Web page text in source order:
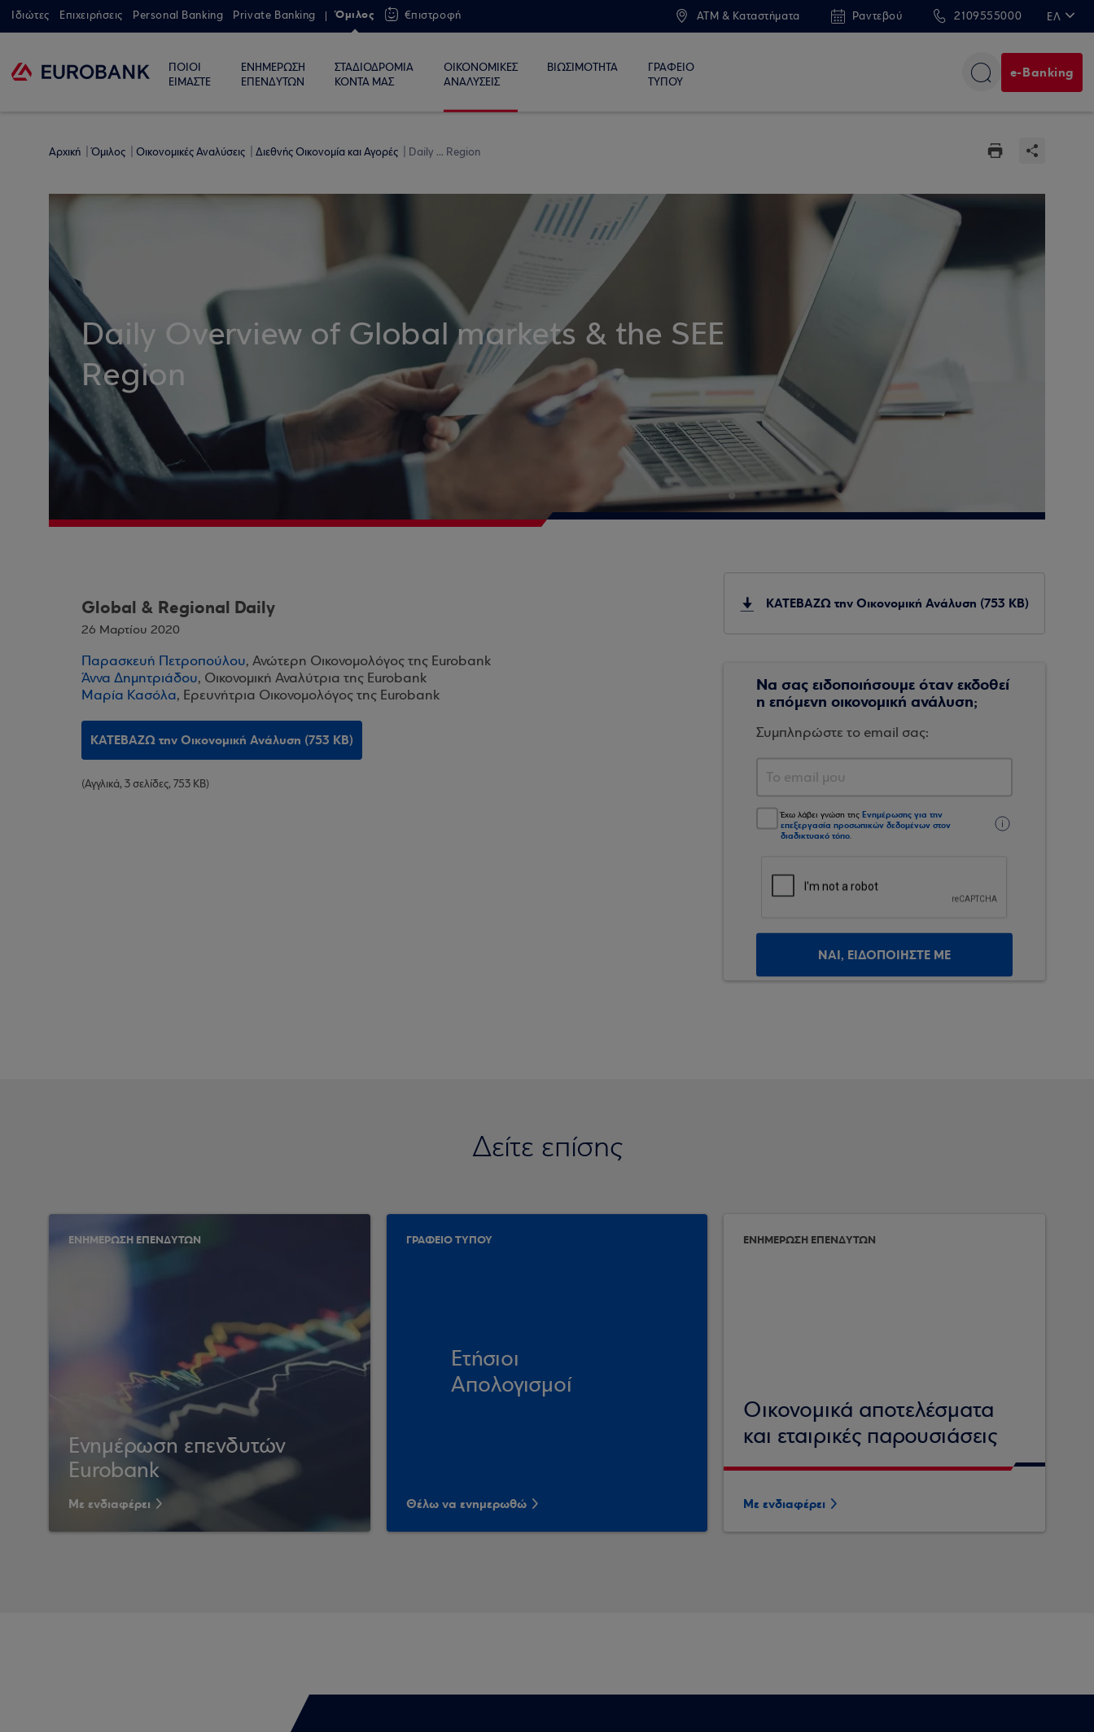
Ιδιώτες Επιχειρήσεις Personal Banking Private Banking Όμιλος €πιστροφή ATM & Καταστήματα Ραντεβού 2109555000 ΕΛ
ΠΟΙΟΙ
ΕΙΜΑΣΤΕ
ΕΝΗΜΕΡΩΣΗ
ΕΠΕΝΔΥΤΩΝ
ΣΤΑΔΙΟΔΡΟΜΙΑ
ΚΟΝΤΑ ΜΑΣ
ΟΙΚΟΝΟΜΙΚΕΣ
ΑΝΑΛΥΣΕΙΣ
ΒΙΩΣΙΜΟΤΗΤΑ
ΓΡΑΦΕΙΟ
ΤΥΠΟΥ
e-Banking
Αρχική Όμιλος Οικονομικές Αναλύσεις Διεθνής Οικονομία και Αγορές Daily ... Region
Daily Overview of Global markets & the SEE
Region
Global & Regional Daily
26 Μαρτίου 2020
Παρασκευή Πετροπούλου, Ανώτερη Οικονομολόγος της Eurobank
Άννα Δημητριάδου, Οικονομική Αναλύτρια της Eurobank
Μαρία Κασόλα, Ερευνήτρια Οικονομολόγος της Eurobank
ΚΑΤΕΒΑΖΩ την Οικονομική Ανάλυση (753 KB)
(Αγγλικά, 3 σελίδες, 753 KB)
ΚΑΤΕΒΑΖΩ την Οικονομική Ανάλυση (753 KB)
Να σας ειδοποιήσουμε όταν εκδοθεί
η επόμενη οικονομική ανάλυση;
Συμπληρώστε το email σας:
Έχω λάβει γνώση της Ενημέρωσης για την
επεξεργασία προσωπικών δεδομένων στον
διαδικτυακό τόπο.
ΝΑΙ, ΕΙΔΟΠΟΙΗΣΤΕ ΜΕ
Δείτε επίσης
ΕΝΗΜΕΡΩΣΗ ΕΠΕΝΔΥΤΩΝ
Ενημέρωση επενδυτών
Eurobank
Με ενδιαφέρει
ΓΡΑΦΕΙΟ ΤΥΠΟΥ
Ετήσιοι
Απολογισμοί
Θέλω να ενημερωθώ
ΕΝΗΜΕΡΩΣΗ ΕΠΕΝΔΥΤΩΝ
Οικονομικά αποτελέσματα
και εταιρικές παρουσιάσεις
Με ενδιαφέρει